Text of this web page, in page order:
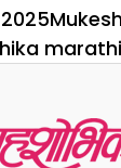
Author